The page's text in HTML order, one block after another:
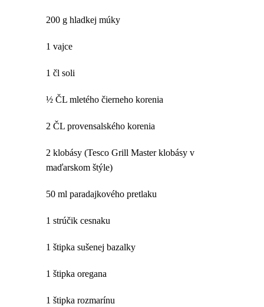
200 g hladkej múky
1 vajce
1 čl soli
½ ČL mletého čierneho korenia
2 ČL provensalského korenia
2 klobásy (Tesco Grill Master klobásy v
maďarskom štýle)
50 ml paradajkového pretlaku
1 strúčik cesnaku
1 štipka sušenej bazalky
1 štipka oregana
1 štipka rozmarínu